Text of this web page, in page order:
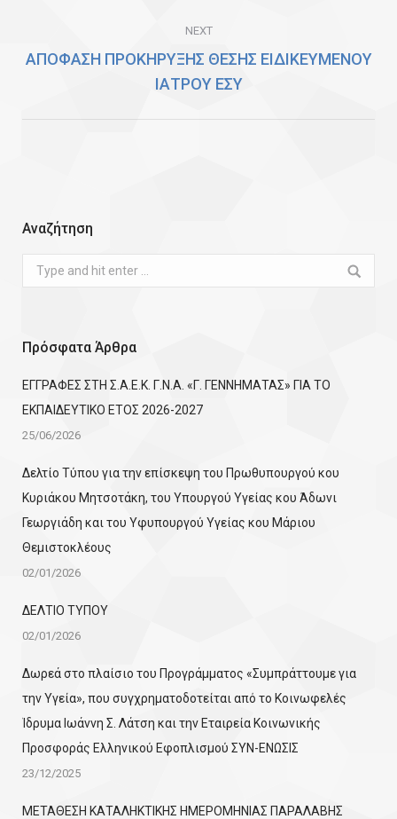
NEXT
ΑΠΟΦΑΣΗ ΠΡΟΚΗΡΥΞΗΣ ΘΕΣΗΣ ΕΙΔΙΚΕΥΜΕΝΟΥ
ΙΑΤΡΟΥ ΕΣΥ
Αναζήτηση
Search:
Πρόσφατα Άρθρα
ΕΓΓΡΑΦΕΣ ΣΤΗ Σ.Α.Ε.Κ. Γ.Ν.Α. «Γ. ΓΕΝΝΗΜΑΤΑΣ» ΓΙΑ ΤΟ
ΕΚΠΑΙΔΕΥΤΙΚΟ ΕΤΟΣ 2026-2027
25/06/2026
Δελτίο Τύπου για την επίσκεψη του Πρωθυπουργού κου
Κυριάκου Μητσοτάκη, του Υπουργού Υγείας κου Άδωνι
Γεωργιάδη και του Υφυπουργού Υγείας κου Μάριου
Θεμιστοκλέους
02/01/2026
ΔΕΛΤΙΟ ΤΥΠΟΥ
02/01/2026
Δωρεά στο πλαίσιο του Προγράμματος «Συμπράττουμε για
την Υγεία», που συγχρηματοδοτείται από το Κοινωφελές
Ίδρυμα Ιωάννη Σ. Λάτση και την Εταιρεία Κοινωνικής
Προσφοράς Ελληνικού Εφοπλισμού ΣΥΝ-ΕΝΩΣΙΣ
23/12/2025
ΜΕΤΑΘΕΣΗ ΚΑΤΑΛΗΚΤΙΚΗΣ ΗΜΕΡΟΜΗΝΙΑΣ ΠΑΡΑΛΑΒΗΣ